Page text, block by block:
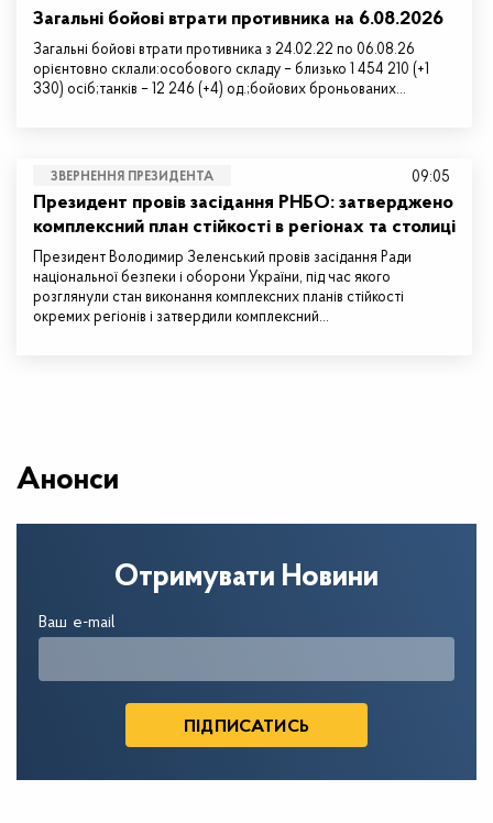
Загальні бойові втрати противника на 6.08.2026
Загальні бойові втрати противника з 24.02.22 по 06.08.26
орієнтовно склали:особового складу – близько 1 454 210 (+1
330) осіб;танків – 12 246 (+4) од.;бойових броньованих…
ЗВЕРНЕННЯ ПРЕЗИДЕНТА
Президент провів засідання РНБО: затверджено
комплексний план стійкості в регіонах та столиці
Президент Володимир Зеленський провів засідання Ради
національної безпеки і оборони України, під час якого
розглянули стан виконання комплексних планів стійкості
окремих регіонів і затвердили комплексний…
09:05
Анонси
Отримувати Новини
Ваш e-mail